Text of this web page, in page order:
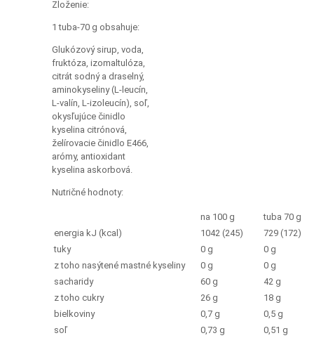
Zloženie:
1 tuba-70 g obsahuje:
Glukózový sirup, voda,
fruktóza, izomaltulóza,
citrát sodný a draselný,
aminokyseliny (L-leucín,
L-valín, L-izoleucín), soľ,
okysľujúce činidlo
kyselina citrónová,
želírovacie činidlo E466,
arómy, antioxidant
kyselina askorbová.
Nutričné hodnoty:
na 100 g
tuba 70 g
energia kJ (kcal)
1042 (245)
729 (172)
tuky
0 g
0 g
z toho nasýtené mastné kyseliny
0 g
0 g
sacharidy
60 g
42 g
z toho cukry
26 g
18 g
bielkoviny
0,7 g
0,5 g
soľ
0,73 g
0,51 g